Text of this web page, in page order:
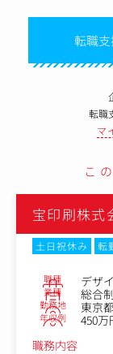
転職支
転職
マ
こ
宝印刷株式
土日祝休み
転
職種 デザ
業種 総合
勤務地 東京
年収例
450万
職務内容